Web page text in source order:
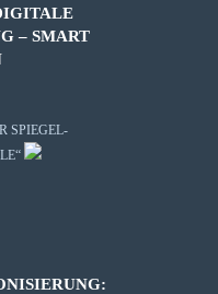
– SMART
SPIEGEL-